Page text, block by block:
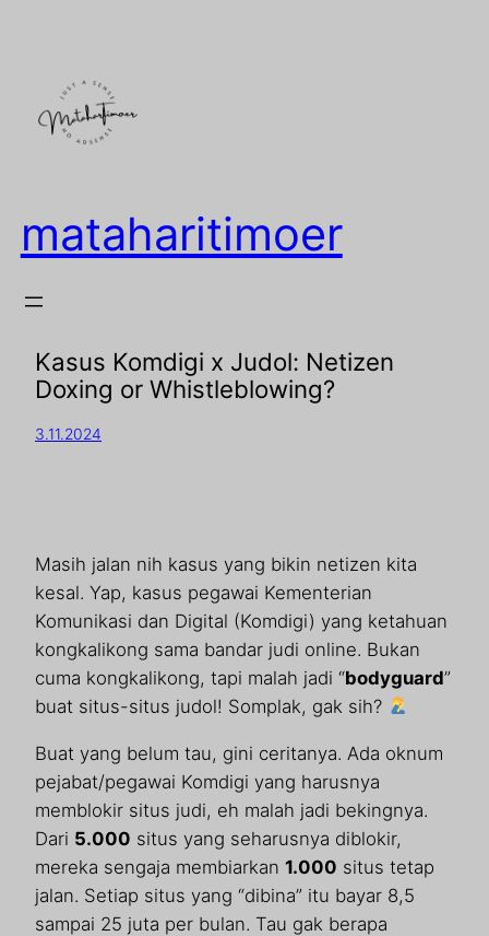
mataharitimoer
Kasus Komdigi x Judol: Netizen
Doxing or Whistleblowing?
3.11.2024
Masih jalan nih kasus yang bikin netizen kita
kesal. Yap, kasus pegawai Kementerian
Komunikasi dan Digital (Komdigi) yang ketahuan
kongkalikong sama bandar judi online. Bukan
cuma kongkalikong, tapi malah jadi “bodyguard”
buat situs-situs judol! Somplak, gak sih?
Buat yang belum tau, gini ceritanya. Ada oknum
pejabat/pegawai Komdigi yang harusnya
memblokir situs judi, eh malah jadi bekingnya.
Dari 5.000 situs yang seharusnya diblokir,
mereka sengaja membiarkan 1.000 situs tetap
jalan. Setiap situs yang “dibina” itu bayar 8,5
sampai 25 juta per bulan. Tau gak berapa